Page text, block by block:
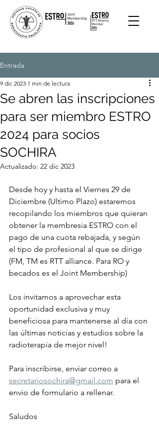
Entrada
Se abren las inscripciones
para ser miembro ESTRO
2024 para socios
SOCHIRA
9 dic 2023 1 min de lectura
Actualizado: 22 dic 2023
Desde hoy y hasta el Viernes 29 de
Diciembre (Ultimo Plazo) estaremos
recopilando los miembros que quieran
obtener la membresia ESTRO con el
pago de una cuota rebajada, y según
el tipo de profesional al que se dirige
(FM, TM es RTT alliance. Para RO y
becados es el Joint Membership)
Los invitamos a aprovechar esta
oportunidad exclusiva y muy
beneficiosa para mantenerse al día con
las últimas noticias y estudios sobre la
radioterapia de mejor nivel!
Para inscribirse, enviar correo a
secretariosochira@gmail.com para el
envio de formulario a rellenar.
Saludos